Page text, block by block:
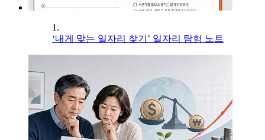
1.
‘내게 맞는 일자리 찾기’ 일자리 탐험 노트